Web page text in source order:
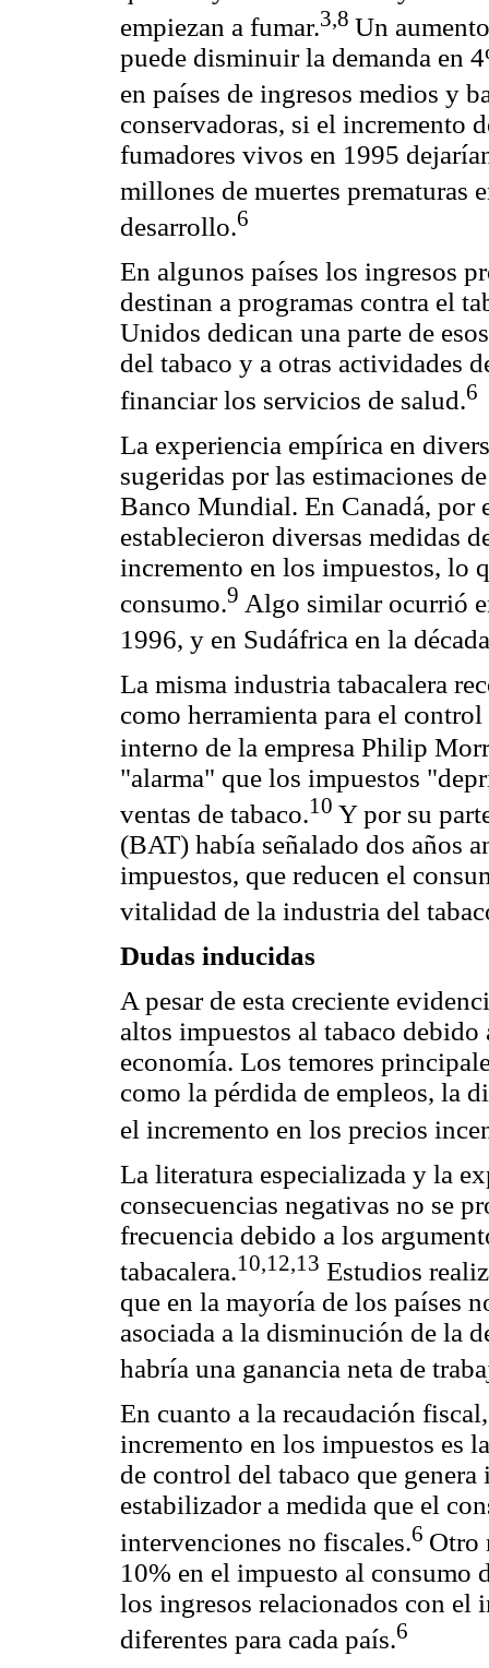
empiezan a fumar.3,8 Un
puede disminuir la demanda en
en países de ingresos medios y
conservadoras, si el incremento
fumadores vivos en 1995
millones de muertes prematuras
desarrollo.6
En algunos países los ingresos
destinan a programas contra el
Unidos dedican una parte de
del tabaco y a otras actividades
financiar los servicios de salud.6
La experiencia empírica en
sugeridas por las estimaciones
Banco Mundial. En Canadá, por
establecieron diversas medidas
incremento en los impuestos, lo
consumo.9 Algo similar ocurrió
1996, y en Sudáfrica en la
La misma industria tabacalera
como herramienta para el
interno de la empresa Philip
"alarma" que los impuestos
ventas de tabaco.10 Y por su
(BAT) había señalado dos años
impuestos, que reducen el
vitalidad de la industria del
Dudas inducidas
A pesar de esta creciente
altos impuestos al tabaco
economía. Los temores
como la pérdida de empleos, la
el incremento en los precios
La literatura especializada y la
consecuencias negativas no se
frecuencia debido a los
tabacalera.10,12,13 Estudios
que en la mayoría de los países
asociada a la disminución de la
habría una ganancia neta de
En cuanto a la recaudación
incremento en los impuestos es
de control del tabaco que
estabilizador a medida que el
intervenciones no fiscales.6 Otro
10% en el impuesto al consumo
los ingresos relacionados con el
diferentes para cada país.6